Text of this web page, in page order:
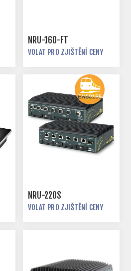
NRU-160-FT
VOLAT PRO ZJIŠTĚNÍ CENY
NRU-220S
VOLAT PRO ZJIŠTĚNÍ CENY